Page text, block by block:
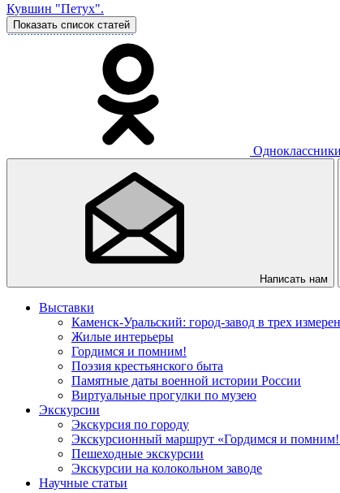
Кувшин "Петух".
Показать список статей
Одноклассники
Написать нам
Выставки
Каменск-Уральский: город-завод в трех
Жилые интерьеры
Гордимся и помним!
Поэзия крестьянского быта
Памятные даты военной истории России
Виртуальные прогулки по музею
Экскурсии
Экскурсия по городу
Экскурсионный маршрут «Гордимся и
Пешеходные экскурсии
Экскурсии на колокольном заводе
Научные статьи